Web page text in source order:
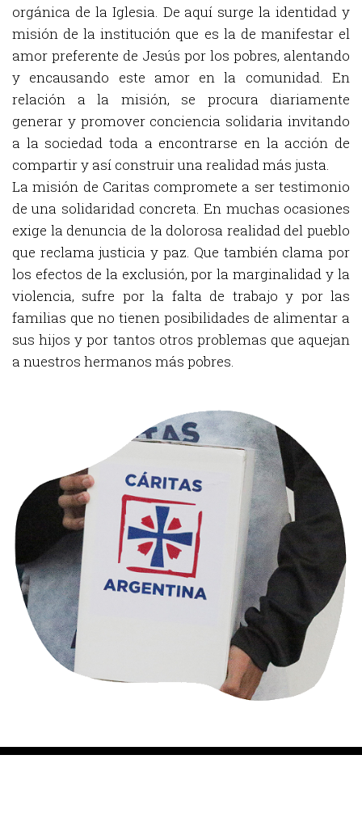
orgánica de la Iglesia. De aquí surge la identidad y
misión de la institución que es la de manifestar el
amor preferente de Jesús por los pobres, alentando
y encausando este amor en la comunidad. En
relación a la misión, se procura diariamente
generar y promover conciencia solidaria invitando
a la sociedad toda a encontrarse en la acción de
compartir y así construir una realidad más justa.
La misión de Caritas compromete a ser testimonio
de una solidaridad concreta. En muchas ocasiones
exige la denuncia de la dolorosa realidad del pueblo
que reclama justicia y paz. Que también clama por
los efectos de la exclusión, por la marginalidad y la
violencia, sufre por la falta de trabajo y por las
familias que no tienen posibilidades de alimentar a
sus hijos y por tantos otros problemas que aquejan
a nuestros hermanos más pobres.